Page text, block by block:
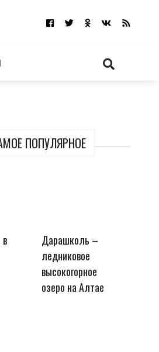
ПОПУЛЯРНОЕ
Дарашколь –
ледниковое
высокогорное
озеро на Алтае